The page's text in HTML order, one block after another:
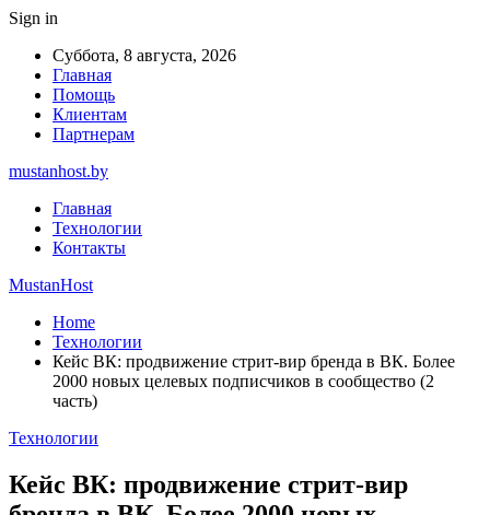
Sign in
Суббота, 8 августа, 2026
Главная
Помощь
Клиентам
Партнерам
mustanhost.by
Главная
Технологии
Контакты
MustanHost
Home
Технологии
Кейс ВК: продвижение стрит-вир бренда в ВК. Более
2000 новых целевых подписчиков в сообщество (2
часть)
Технологии
Кейс ВК: продвижение стрит-вир